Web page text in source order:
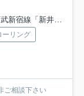
宿線「新井薬師前」駅 徒歩13分
ーリング
ご相談下さい